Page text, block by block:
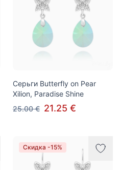
Серьги Butterfly on Pear
Xilion, Paradise Shine
25.00 € 21.25 €
Скидка -15%